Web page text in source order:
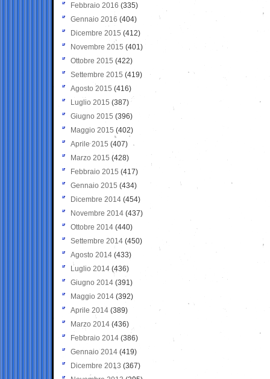
Febbraio 2016 (335)
Gennaio 2016 (404)
Dicembre 2015 (412)
Novembre 2015 (401)
Ottobre 2015 (422)
Settembre 2015 (419)
Agosto 2015 (416)
Luglio 2015 (387)
Giugno 2015 (396)
Maggio 2015 (402)
Aprile 2015 (407)
Marzo 2015 (428)
Febbraio 2015 (417)
Gennaio 2015 (434)
Dicembre 2014 (454)
Novembre 2014 (437)
Ottobre 2014 (440)
Settembre 2014 (450)
Agosto 2014 (433)
Luglio 2014 (436)
Giugno 2014 (391)
Maggio 2014 (392)
Aprile 2014 (389)
Marzo 2014 (436)
Febbraio 2014 (386)
Gennaio 2014 (419)
Dicembre 2013 (367)